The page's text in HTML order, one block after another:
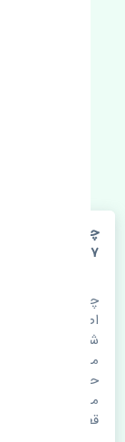
2017 اصلی
اصلی. قطعات
شوند. اغلب
مستحلک شدن
حوادث نیز می
مجموعه ای به
قطعات دیگر تاثیر